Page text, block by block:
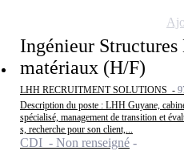
Ingénieur
matériaux (H/F)
LHH RECRUITMENT SOLUTIONS -
Description du poste : LHH Guyane,
spécialisé, management de transition et
s, recherche pour son client,...
CDI - Non renseigné